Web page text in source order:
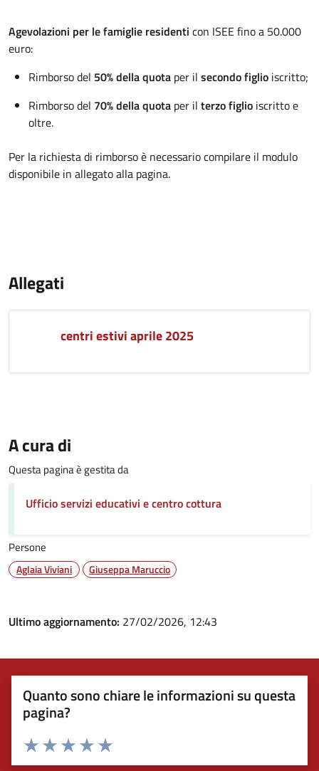
Agevolazioni per le famiglie residenti con ISEE fino a 50.000
euro:
Rimborso del 50% della quota per il secondo figlio iscritto;
Rimborso del 70% della quota per il terzo figlio iscritto e
oltre.
Per la richiesta di rimborso è necessario compilare il modulo
disponibile in allegato alla pagina.
Allegati
centri estivi aprile 2025
A cura di
Questa pagina è gestita da
Ufficio servizi educativi e centro cottura
Persone
Aglaia Viviani Giuseppa Maruccio
Ultimo aggiornamento: 27/02/2026, 12:43
Quanto sono chiare le informazioni su questa
pagina?
Valuta 5 stelle su 5
Valuta 4 stelle su 5
Valuta 3 stelle su 5
Valuta 2 stelle su 5
Valuta 1 stelle su 5